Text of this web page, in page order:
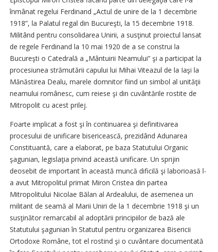
înmânat regelui Ferdinand „Actul de unire de la 1 decembrie
1918”, la Palatul regal din Bucureşti, la 15 decembrie 1918.
Militând pentru consolidarea Unirii, a susţinut proiectul lansat
de regele Ferdinand la 10 mai 1920 de a se construi la
Bucureşti o Catedrală a „Mântuirii Neamului” şi a participat la
procesiunea strămutării capului lui Mihai Viteazul de la Iaşi la
Mănăstirea Dealu, marele domnitor fiind un simbol al unităţii
neamului românesc, cum reiese şi din cuvântările rostite de
Mitropolit cu acest prilej.
Foarte implicat a fost şi în continuarea şi definitivarea
procesului de unificare bisericească, prezidând Adunarea
Constituantă, care a elaborat, pe baza Statutului Organic
şagunian, legis­laţia privind această unificare. Un sprijin
deosebit de important în această muncă dificilă şi laborioasă l-
a avut Mitropolitul primat Miron Cristea din partea
Mitropolitului Nicolae Bălan al Ardealului, de asemenea un
militant de seamă al Marii Uniri de la 1 decembrie 1918 şi un
susţinător remarcabil al adoptării principiilor de bază ale
Statutului şagunian în Statutul pentru organizarea Bisericii
Ortodoxe Române, tot el rostind şi o cuvântare documentată